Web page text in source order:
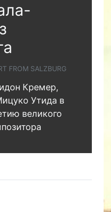
FROM SALZBURG
Кремер,
Утида в
великого